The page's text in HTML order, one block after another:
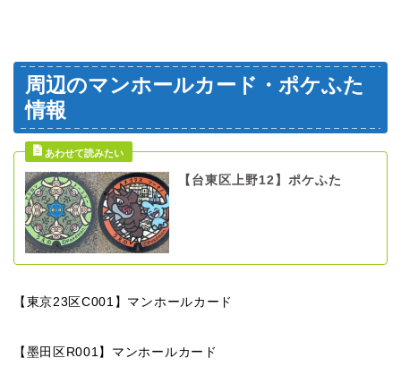
周辺のマンホールカード・ポケふた
情報
【台東区上野12】ポケふた
【東京23区C001】マンホールカード
【墨田区R001】マンホールカード